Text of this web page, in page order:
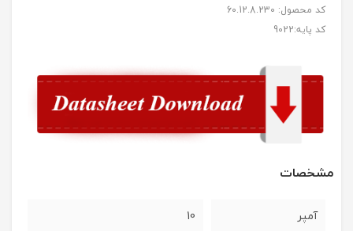
کد محصول: 60.12.8.230
کد پایه:9022
مشخصات
آمپر 10